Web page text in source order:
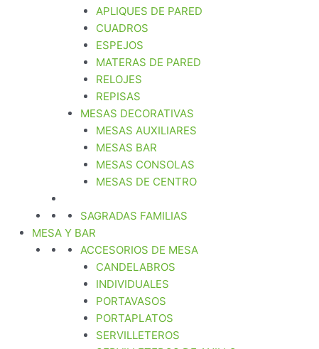
APLIQUES DE PARED
CUADROS
ESPEJOS
MATERAS DE PARED
RELOJES
REPISAS
MESAS DECORATIVAS
MESAS AUXILIARES
MESAS BAR
MESAS CONSOLAS
MESAS DE CENTRO
SAGRADAS FAMILIAS
MESA Y BAR
ACCESORIOS DE MESA
CANDELABROS
INDIVIDUALES
PORTAVASOS
PORTAPLATOS
SERVILLETEROS